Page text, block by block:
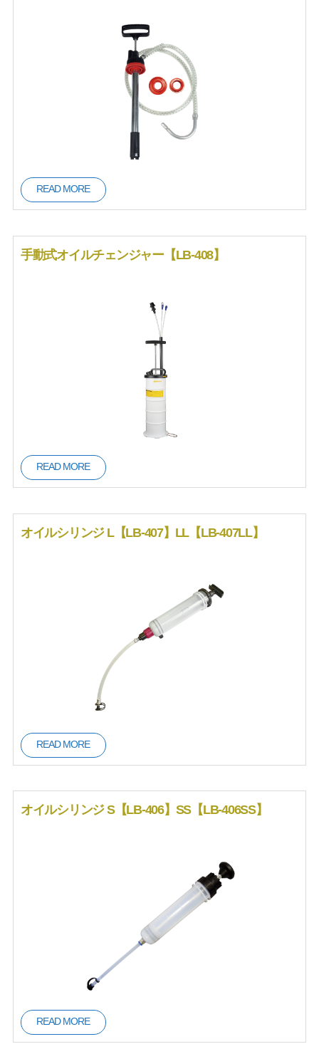
READ MORE
手動式オイルチェンジャー【LB-408】
READ MORE
オイルシリンジ L【LB-407】LL【LB-407LL】
READ MORE
オイルシリンジ S【LB-406】SS【LB-406SS】
READ MORE